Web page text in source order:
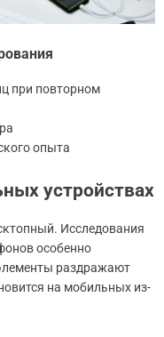
при повторном
опыта
устройствах
Исследования
особенно
раздражают
на мобильных из-